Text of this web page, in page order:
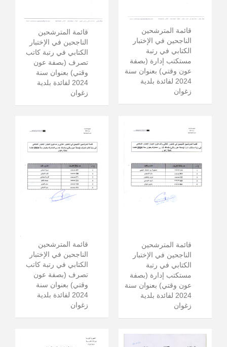
قائمة المترشحين
الناجحين في الإختبار
الكتابي في رتبة
مستكتب إدارة (بصفة
عون وقتي) بعنوان سنة
2024 لفائدة بلدية
زغوان
قائمة المترشحين
الناجحين في الإختبار
الكتابي في رتبة كاتب
تصرف (بصفة عون
وقتي) بعنوان سنة
2024 لفائدة بلدية
زغوان
قائمة المترشحين
الناجحين في الإختبار
الكتابي في رتبة
مستكتب إدارة (بصفة
عون وقتي) بعنوان سنة
2024 لفائدة بلدية
زغوان
قائمة المترشحين
الناجحين في الإختبار
الكتابي في رتبة كاتب
تصرف (بصفة عون
وقتي) بعنوان سنة
2024 لفائدة بلدية
زغوان